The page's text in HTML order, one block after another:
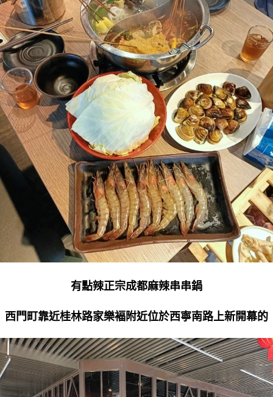
有點辣正宗成都麻辣串串鍋
西門町靠近桂林路家樂褔附近位於西寧南路上新開幕的